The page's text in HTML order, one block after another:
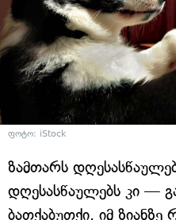
ფოტო: iStock
ზამთარს
დღესასწაულებს კი —
ბათქაბუთქი. იმ